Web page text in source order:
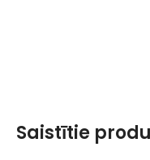
Saistītie